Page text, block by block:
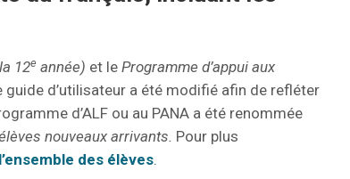
12e année) et leProgramme d’appui aux
guide d’utilisateur a été modifié afin de refléter
d’ALF ou au PANA a été renommée
nouveaux arrivants. Pour plus
des élèves.